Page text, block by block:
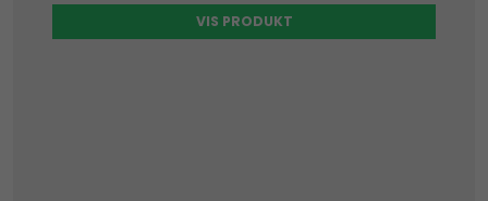
VIS PRODUKT